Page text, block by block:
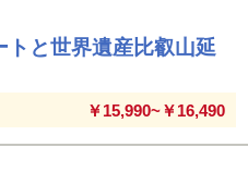
トと世界遺産比叡山延
￥15,990~￥16,490